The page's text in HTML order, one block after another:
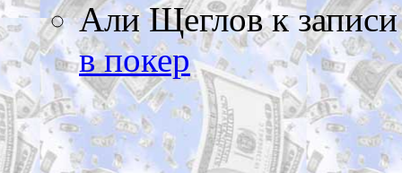
Али Щегловк
в покер